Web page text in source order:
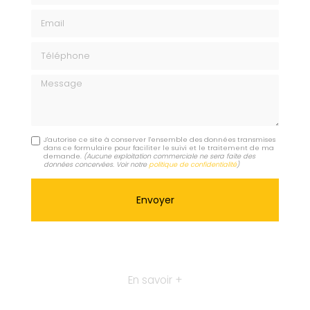
Message
J'autorise ce site à conserver l'ensemble des données transmises
dans ce formulaire pour faciliter le suivi et le traitement de ma
demande. (Aucune exploitation commerciale ne sera faite des
données concervées. Voir notrepolitique de confidentialité)
En savoir +